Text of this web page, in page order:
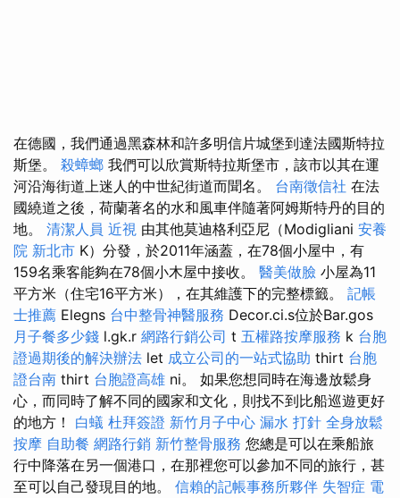
在德國，我們通過黑森林和許多明信片城堡到達法國斯特拉
斯堡。 殺蟑螂 我們可以欣賞斯特拉斯堡市，該市以其在運
河沿海街道上迷人的中世紀街道而聞名。 台南徵信社 在法
國繞道之後，荷蘭著名的水和風車伴隨著阿姆斯特丹的目的
地。 清潔人員 近視 由其他莫迪格利亞尼（Modigliani 安養
院 新北市 K）分發，於2011年涵蓋，在78個小屋中，有
159名乘客能夠在78個小木屋中接收。 醫美做臉 小屋為11
平方米（住宅16平方米），在其維護下的完整標籤。 記帳
士推薦 Elegns 台中整骨神醫服務 Decor.ci.s位於Bar.gos
月子餐多少錢 l.gk.r 網路行銷公司 t 五權路按摩服務 k 台胞
證過期後的解決辦法 let 成立公司的一站式協助 thirt 台胞
證台南 thirt 台胞證高雄 ni。 如果您想同時在海邊放鬆身
心，而同時了解不同的國家和文化，則找不到比船巡遊更好
的地方！ 白蟻 杜拜簽證 新竹月子中心 漏水 打針 全身放鬆
按摩 自助餐 網路行銷 新竹整骨服務 您總是可以在乘船旅
行中降落在另一個港口，在那裡您可以參加不同的旅行，甚
至可以自己發現目的地。 信賴的記帳事務所夥伴 失智症 電